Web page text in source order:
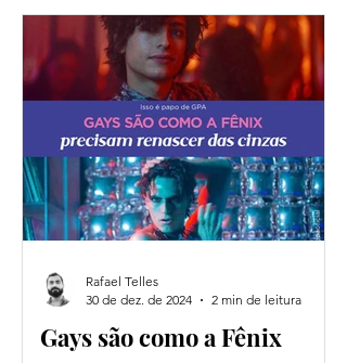
Gays são como a Fênix
Rafael Telles
30 de dez. de 2024
2 min de leitura